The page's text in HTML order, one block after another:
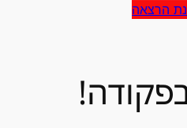
הרצאה